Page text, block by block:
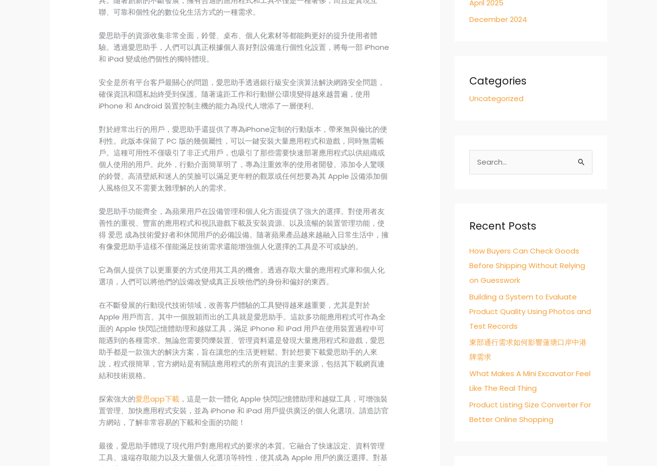
聯、可靠和個性化的數位化生活方式的一種需求。
愛思助手的資源收集非常全面，鈴聲、桌布、個人化素材等都能夠更好的提升使用者體
驗。透過愛思助手，人們可以真正根據個人喜好對設備進行個性化設置，將每一部 iPhone
和 iPad 變成他們個性的獨特體現。
安全是所有平台客戶最關心的問題，愛思助手透過銀行級安全演算法解決網路安全問題，
確保資訊和隱私始終受到保護。隨著遠距工作和行動辦公環境變得越來越普遍，使用
iPhone 和 Android 裝置控制主機的能力為現代人增添了一層便利。
對於經常出行的用戶，愛思助手還提供了專為iPhone定制的行動版本，帶來無與倫比的便
利性。此版本保留了 PC 版的幾個屬性，可以一鍵安裝大量應用程式和遊戲，同時無需帳
戶。這種可用性不僅吸引了非正式用戶，也吸引了那些需要快速部署應用程式以供組織或
個人使用的用戶。此外，行動介面簡單明了，專為注重效率的使用者開發。添加令人驚嘆
的鈴聲、高清壁紙和迷人的笑臉可以滿足更年輕的觀眾或任何想要為其 Apple 設備添加個
人風格但又不需要太難理解的人的需求。
愛思助手功能齊全，為蘋果用戶在設備管理和個人化方面提供了強大的選擇。對使用者友
善性的重視、豐富的應用程式和視訊遊戲下載及安裝資源、以及流暢的裝置管理功能，使
得 爱思 成為技術愛好者和休閒用戶的必備設備。隨著蘋果產品越來越融入日常生活中，擁
有像愛思助手這樣不僅能滿足技術需求還能增強個人化選擇的工具是不可或缺的。
它為個人提供了以更重要的方式使用其工具的機會。透過存取大量的應用程式庫和個人化
選項，人們可以將他們的設備改變成真正反映他們的身份和偏好的東西。
在不斷發展的行動現代技術領域，改善客戶體驗的工具變得越來越重要，尤其是對於
Apple 用戶而言。其中一個脫穎而出的工具就是愛思助手。這款多功能應用程式可作為全
面的 Apple 快閃記憶體助理和越獄工具，滿足 iPhone 和 iPad 用戶在使用裝置過程中可
能遇到的各種需求。無論您需要閃爍裝置、管理資料還是發現大量應用程式和遊戲，愛思
助手都是一款強大的解決方案，旨在讓您的生活更輕鬆。對於想要下載愛思助手的人來
說，程式很簡單，官方網站是有關該應用程式的所有資訊的主要來源，包括其下載網頁連
結和技術規格。
探索強大的愛思app下載 ，這是一款一體化 Apple 快閃記憶體助理和越獄工具，可增強裝
置管理、加快應用程式安裝，並為 iPhone 和 iPad 用戶提供廣泛的個人化選項。請造訪官
方網站，了解非常容易的下載和全面的功能！
最後，愛思助手體現了現代用戶對應用程式的要求的本質。它融合了快速設定、資料管理
工具、遠端存取能力以及大量個人化選項等特性，使其成為 Apple 用戶的廣泛選擇。對基
April 2025
December 2024
Categories
Uncategorized
e
c
f
o
r
:
Recent Posts
How Buyers Can Check Goods
Before Shipping Without Relying
on Guesswork
Building a System to Evaluate
Product Quality Using Photos and
Test Records
東部通行需求如何影響蓮塘口岸中港
牌需求
What Makes A Mini Excavator Feel
Like The Real Thing
Product Listing Size Converter For
Better Online Shopping